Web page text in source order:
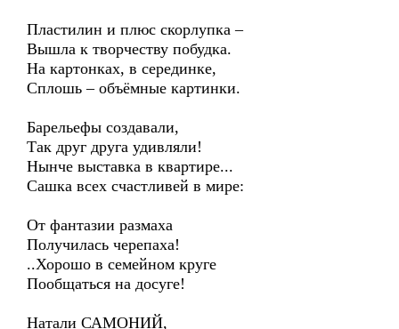
Пластилин и плюс скорлупка –
Вышла к творчеству побудка.
На картонках, в серединке,
Сплошь – объёмные картинки.
Барельефы создавали,
Так друг друга удивляли!
Нынче выставка в квартире...
Сашка всех счастливей в мире:
От фантазии размаха
Получилась черепаха!
..Хорошо в семейном круге
Пообщаться на досуге!
Натали САМОНИЙ,